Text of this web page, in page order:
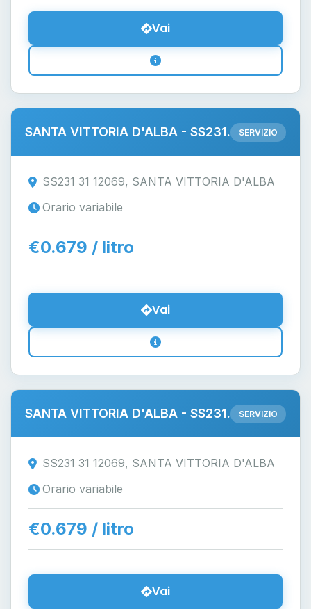
Vai
SANTA VITTORIA D'ALBA - SS231. SERVIZIO
SS231 31 12069, SANTA VITTORIA D'ALBA
Orario variabile
€0.679 / litro
Vai
SANTA VITTORIA D'ALBA - SS231. SERVIZIO
SS231 31 12069, SANTA VITTORIA D'ALBA
Orario variabile
€0.679 / litro
Vai